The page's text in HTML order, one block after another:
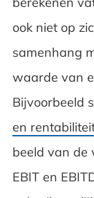
ook niet op
samenhang
waarde van
Bijvoorbeeld
en
beeld van de
EBIT en